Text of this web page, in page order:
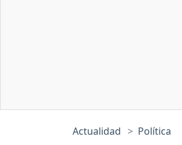
Actualidad Política